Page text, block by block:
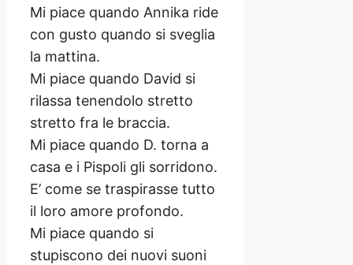
Mi piace quando Annika ride
con gusto quando si sveglia
la mattina.
Mi piace quando David si
rilassa tenendolo stretto
stretto fra le braccia.
Mi piace quando D. torna a
casa e i Pispoli gli sorridono.
E’ come se traspirasse tutto
il loro amore profondo.
Mi piace quando si
stupiscono dei nuovi suoni